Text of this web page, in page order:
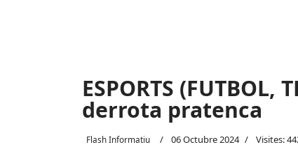
ESPORTS (FUTBOL,
derrota pratenca
Flash Informatiu 06 Octubre 2024 Visites: